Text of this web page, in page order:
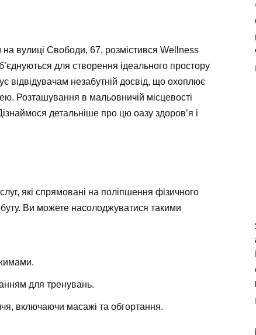
на вулиці Свободи, 67, розмістився Wellness
для створення ідеального простору
відвідувачам незабутній досвід, що охоплює
Розташування в мальовничій місцевості
детальніше про цю оазу здоров’я і
які спрямовані на поліпшення фізичного
Ви можете насолоджуватися такими
для тренувань.
включаючи масажі та обгортання.